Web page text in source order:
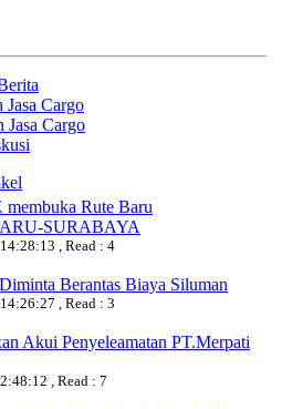
Jasa Cargo
Jasa Cargo
Rute Baru
SURABAYA
, Read : 4
Berantas Biaya Siluman
, Read : 3
Akui Penyeleamatan PT.Merpati
, Read : 7